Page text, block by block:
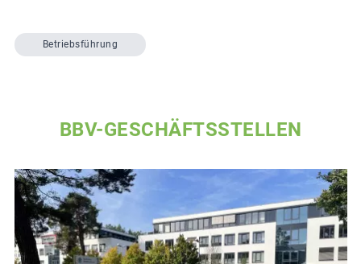
Betriebsführung
BBV-GESCHÄFTSSTELLEN